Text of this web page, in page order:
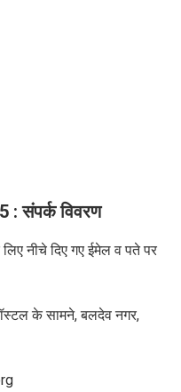
:संपर्क विवरण
नीचे दिए गए ईमेल व पते पर
के सामने,बलदेव नगर,